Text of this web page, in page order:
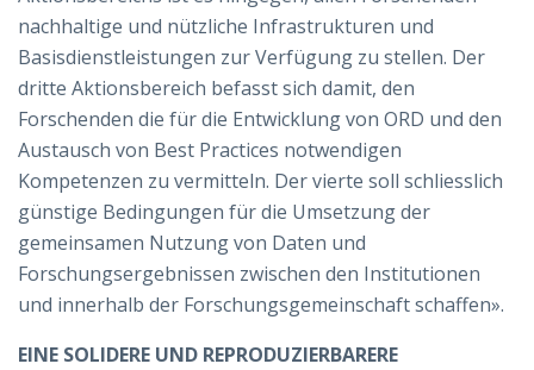
nachhaltige und nützliche Infrastrukturen und
Basisdienstleistungen zur Verfügung zu stellen. Der
dritte Aktionsbereich befasst sich damit, den
Forschenden die für die Entwicklung von ORD und den
Austausch von Best Practices notwendigen
Kompetenzen zu vermitteln. Der vierte soll schliesslich
günstige Bedingungen für die Umsetzung der
gemeinsamen Nutzung von Daten und
Forschungsergebnissen zwischen den Institutionen
und innerhalb der Forschungsgemeinschaft schaffen».
EINE SOLIDERE UND REPRODUZIERBARERE